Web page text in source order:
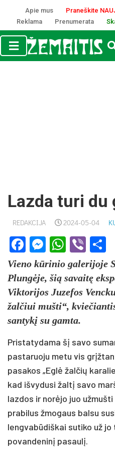
Apie mus
Praneškite
Reklama
Prenumerata
Lazda turi du
REDAKCIJA 2024-05-04
Facebook
Messenger
Viber
Vieno kūrinio galerijoje
Plungėje, šią savaitę
Viktorijos Juzefos
žalčiui mušti“,
santykį su gamta.
Pristatydama šį savo
pastaruoju metu vis
pasakos „Eglė žalčių
kad išvydusi žaltį savo
lazdos ir norėjo juo
prabilus žmogaus balsu
lengvabūdiškai sutiko už
povandeninį pasaulį.